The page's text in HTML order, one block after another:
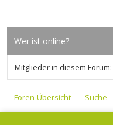
Wer ist online?
Mitglieder in diesem
Foren-Übersicht Suche